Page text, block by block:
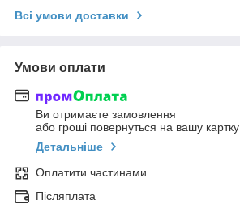
Всі умови доставки
Умови оплати
Ви отримаєте замовлення
або гроші повернуться на вашу картку
Детальніше
Оплатити частинами
Післяплата